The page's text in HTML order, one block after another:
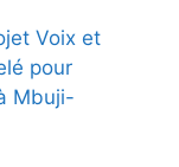
Voix et
pour
Mbuji-